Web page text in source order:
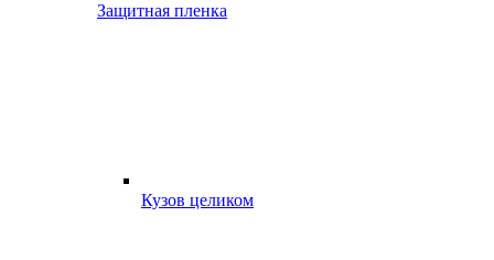
Защитная пленка
Кузов целиком